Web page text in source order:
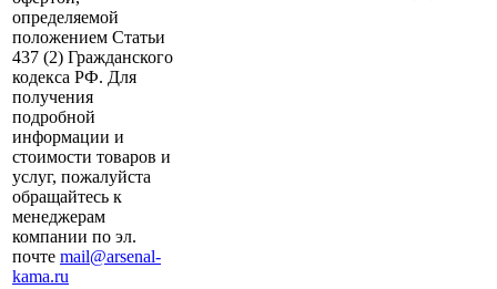
определяемой
положением Статьи
437 (2) Гражданского
кодекса РФ. Для
получения
подробной
информации и
стоимости товаров и
услуг, пожалуйста
обращайтесь к
менеджерам
компании по эл.
почте mail@arsenal-
kama.ru